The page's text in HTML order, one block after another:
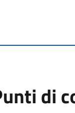
di